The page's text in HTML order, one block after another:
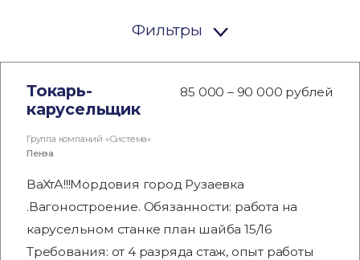
Фильтры
Токарь-
карусельщик
85 000 – 90 000 рублей
Группа компаний «Система»
Пенза
ВаХтА!!!Мордовия город Рузаевка
.Вагоностроение. Обязанности: работа на
карусельном станке план шайба 15/16
Требования: от 4 разряда стаж, опыт работы